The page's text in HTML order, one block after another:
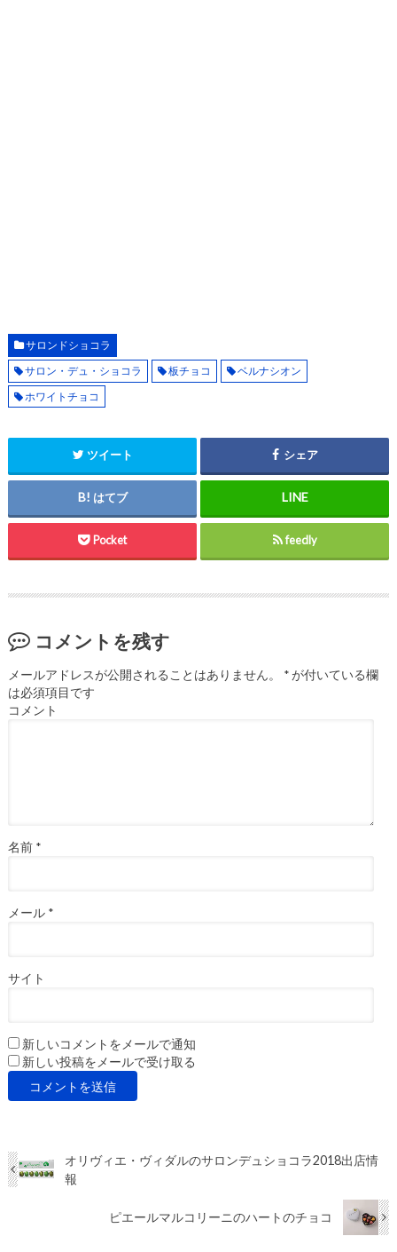
サロンドショコラ
サロン・デュ・ショコラ
板チョコ
ベルナシオン
ホワイトチョコ
ツイート シェア
はてブ
Pocket feedly
コメントを残す
メールアドレスが公開されることはありません。 *が付いている欄
は必須項目です
コメント
名前 *
メール *
サイト
新しいコメントをメールで通知
新しい投稿をメールで受け取る
オリヴィエ・ヴィダルのサロンデュショコラ2018出店情
報
ピエールマルコリーニのハートのチョコ